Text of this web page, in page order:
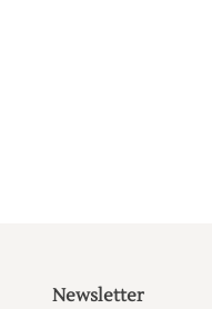
Newsletter